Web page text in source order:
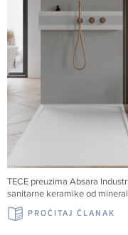
TECE preuzima Absara
sanitarne keramike od
PROČITAJ ČLANAK